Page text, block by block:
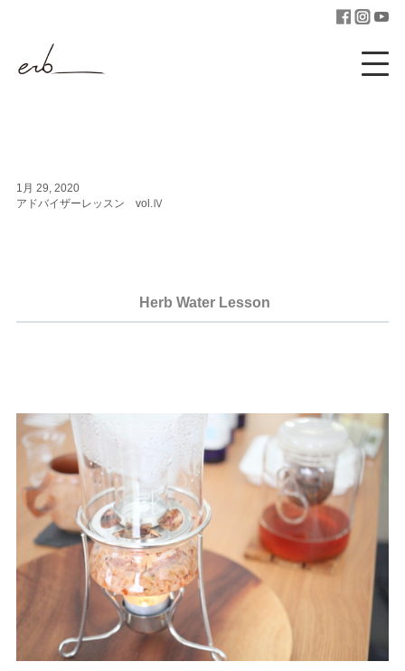
1月 29, 2020
アドバイザーレッスン vol.Ⅳ
Herb Water Lesson